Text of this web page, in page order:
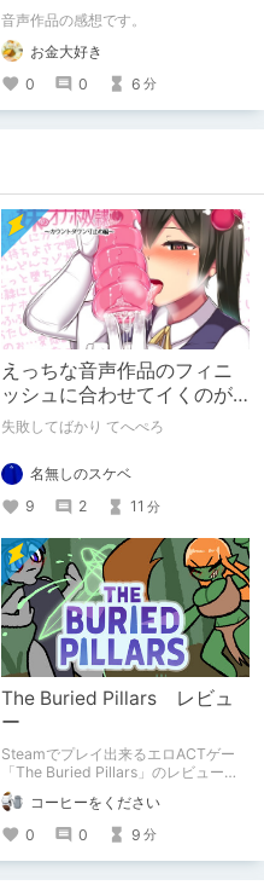
末路〜【がるまに限定特典
付き】
音声作品の感想です。
お金大好き
0
0 6 分
えっちな音声作品のフィニ
ッシュに合わせてイくのが
下手すぎる【失敗した話】
失敗してばかり てへぺろ
名無しのスケベ
9
2 11 分
The Buried Pillars レビュ
ー
Steamでプレイ出来るエロACTゲー
「The Buried Pillars」のレビューで
す。
コーヒーをください
0
0 9 分